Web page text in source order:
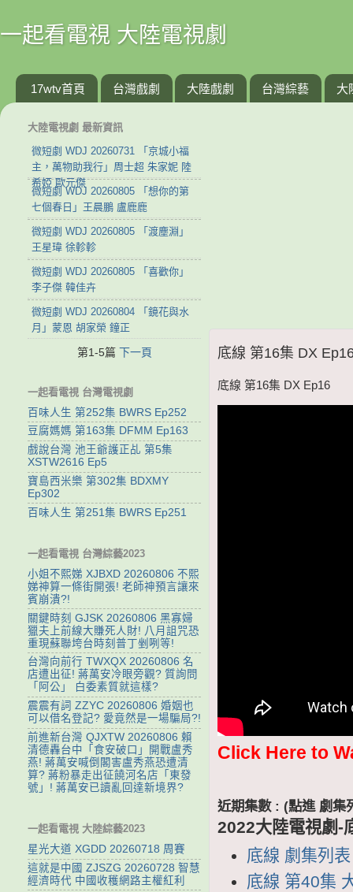
一起看電視 大陸電視劇
17wtv首頁 台灣戲劇 大陸戲劇 台灣綜藝 大
底線 第16集 DX
底線 第16集 DX Ep16
Click Here to
近期集數 : (點進 劇集
2022大陸電視劇-
底線 劇集列
底線 第40集
大陸電視劇 最新資訊
微短劇 WDJ 20260731 「京城小福
主，萬物助我行」周士超 朱家妮 陸
希婭 歐元傑
微短劇 WDJ 20260805 「想你的第
七個春日」王晨鵬 盧鹿鹿
微短劇 WDJ 20260805 「渡塵淵」
王星瑋 徐軫軫
微短劇 WDJ 20260805 「喜歡你」
李子傑 韓佳卉
微短劇 WDJ 20260804 「鏡花與水
月」蒙恩 胡家榮 鐘正
第1-5篇 下一頁
一起看電視 台灣電視劇
百味人生 第252集 BWRS Ep252
豆腐媽媽 第163集 DFMM Ep163
戲說台灣 池王爺護正乩 第5集
XSTW2616 Ep5
寶島西米樂 第302集 BDXMY
Ep302
百味人生 第251集 BWRS Ep251
一起看電視 台灣綜藝2023
小姐不熙娣 XJBXD 20260806 不熙
娣神算一條街開張! 老師神預言讓來
賓崩潰?!
關鍵時刻 GJSK 20260806 黑寡婦
獵夫上前線大賺死人財! 八月詛咒恐
重現蘇聯垮台時刻普丁剉咧等!
台灣向前行 TWXQX 20260806 名
店遭出征! 蔣萬安冷眼旁觀? 質詢問
「阿公」 白委素質就這樣?
震震有詞 ZZYC 20260806 婚姻也
可以借名登記? 愛竟然是一場騙局?!
前進新台灣 QJXTW 20260806 賴
清德轟台中「食安破口」開戰盧秀
燕! 蔣萬安喊倒閣害盧秀燕恐遭清
算? 蔣粉暴走出征饒河名店「東發
號」! 蔣萬安已讀亂回達新境界?
一起看電視 大陸綜藝2023
星光大道 XGDD 20260718 周賽
這就是中國 ZJSZG 20260728 智慧
經濟時代 中國收穫網路主權紅利